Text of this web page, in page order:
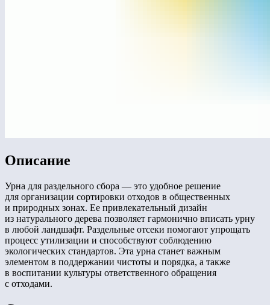
Описание
Урна для раздельного сбора — это удобное решение
для организации сортировки отходов в общественных
и природных зонах. Ее привлекательный дизайн
из натурального дерева позволяет гармонично вписать урну
в любой ландшафт. Раздельные отсеки помогают упрощать
процесс утилизации и способствуют соблюдению
экологических стандартов. Эта урна станет важным
элементом в поддержании чистоты и порядка, а также
в воспитании культуры ответственного обращения
с отходами.